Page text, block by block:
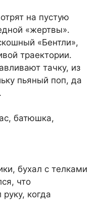
на пустую
«жертвы».
«Бентли»,
траектории.
тачку, из
пьяный поп, да
батюшка,
бухал с телками
что
когда